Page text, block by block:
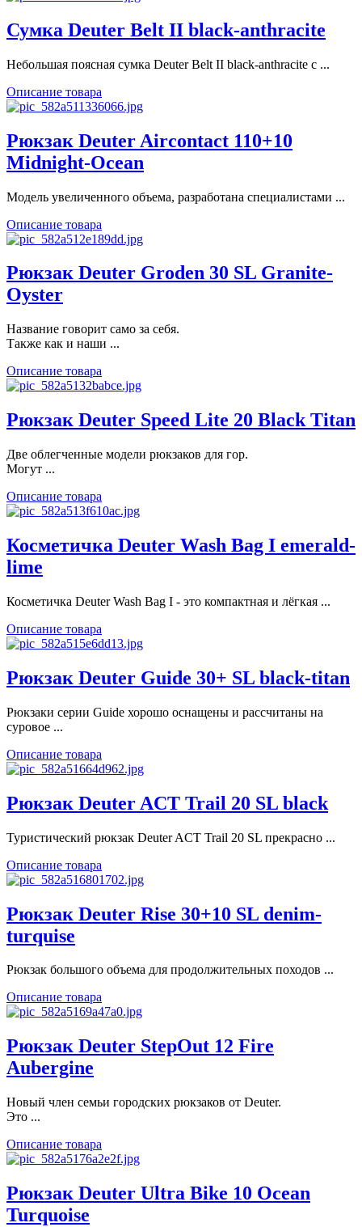
Сумка Deuter Belt II black-anthracite
Небольшая поясная сумка Deuter Belt II black-anthracite с ...
Описание товара
Рюкзак Deuter Aircontact 110+10
Midnight-Ocean
Модель увеличенного объема, разработана специалистами ...
Описание товара
Рюкзак Deuter Groden 30 SL Granite-
Oyster
Название говорит само за себя.
Также как и наши ...
Описание товара
Рюкзак Deuter Speed Lite 20 Black Titan
Две облегченные модели рюкзаков для гор.
Могут ...
Описание товара
Косметичка Deuter Wash Bag I emerald-
lime
Косметичка Deuter Wash Bag I - это компактная и лёгкая ...
Описание товара
Рюкзак Deuter Guide 30+ SL black-titan
Рюкзаки серии Guide хорошо оснащены и рассчитаны на
суровое ...
Описание товара
Рюкзак Deuter ACT Trail 20 SL black
Туристический рюкзак Deuter ACT Trail 20 SL прекрасно ...
Описание товара
Рюкзак Deuter Rise 30+10 SL denim-
turquise
Рюкзак большого объема для продолжительных походов ...
Описание товара
Рюкзак Deuter StepOut 12 Fire
Aubergine
Новый член семьи городских рюкзаков от Deuter.
Это ...
Описание товара
Рюкзак Deuter Ultra Bike 10 Ocean
Turquoise